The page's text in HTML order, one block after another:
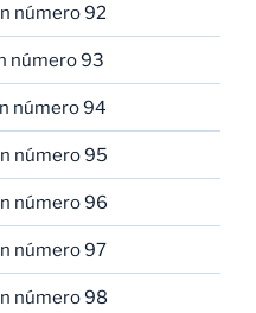
número 92
número 93
número 94
número 95
número 96
número 97
número 98